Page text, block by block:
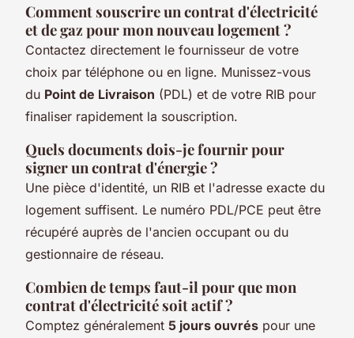
Comment souscrire un contrat d'électricité
et de gaz pour mon nouveau logement ?
Contactez directement le fournisseur de votre
choix par téléphone ou en ligne. Munissez-vous
du Point de Livraison (PDL) et de votre RIB pour
finaliser rapidement la souscription.
Quels documents dois-je fournir pour
signer un contrat d'énergie ?
Une pièce d'identité, un RIB et l'adresse exacte du
logement suffisent. Le numéro PDL/PCE peut être
récupéré auprès de l'ancien occupant ou du
gestionnaire de réseau.
Combien de temps faut-il pour que mon
contrat d'électricité soit actif ?
Comptez généralement 5 jours ouvrés pour une